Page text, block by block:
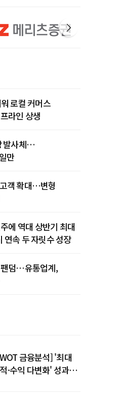
로컬 커머스
라인 상생
발사체…
만
객 확대…변형
에 역대 상반기 최대
속 두 자릿수 성장
팬덤…유통업계,
금융분석] '최대
·수익 다변화' 성과…